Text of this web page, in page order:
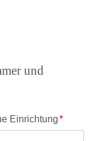
und
Einrichtung*